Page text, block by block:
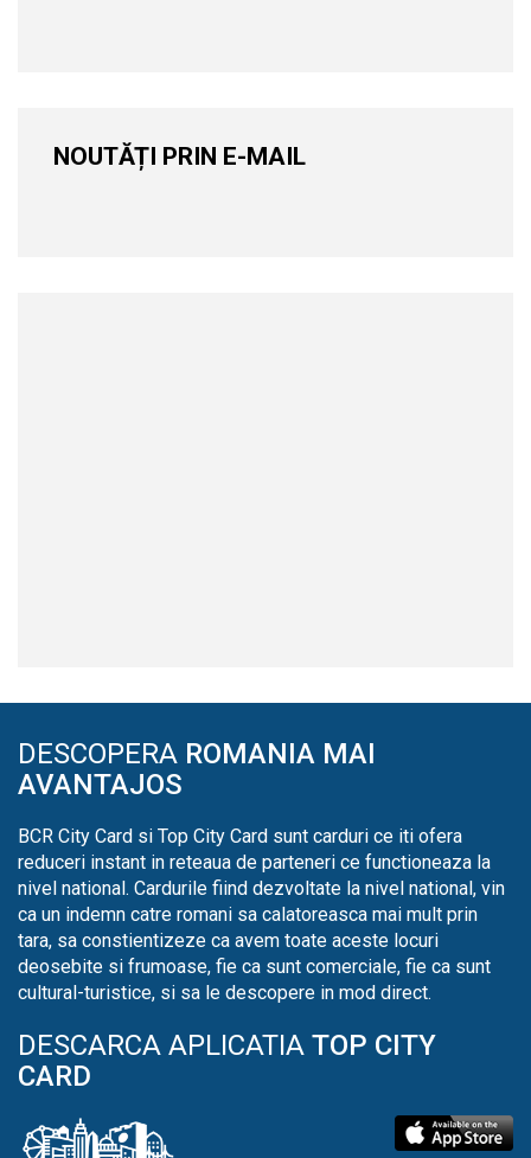
NOUTĂȚI PRIN E-MAIL
DESCOPERA ROMANIA MAI
AVANTAJOS
BCR City Card si Top City Card sunt carduri ce iti ofera
reduceri instant in reteaua de parteneri ce functioneaza la
nivel national. Cardurile fiind dezvoltate la nivel national, vin
ca un indemn catre romani sa calatoreasca mai mult prin
tara, sa constientizeze ca avem toate aceste locuri
deosebite si frumoase, fie ca sunt comerciale, fie ca sunt
cultural-turistice, si sa le descopere in mod direct.
DESCARCA APLICATIA TOP CITY
CARD